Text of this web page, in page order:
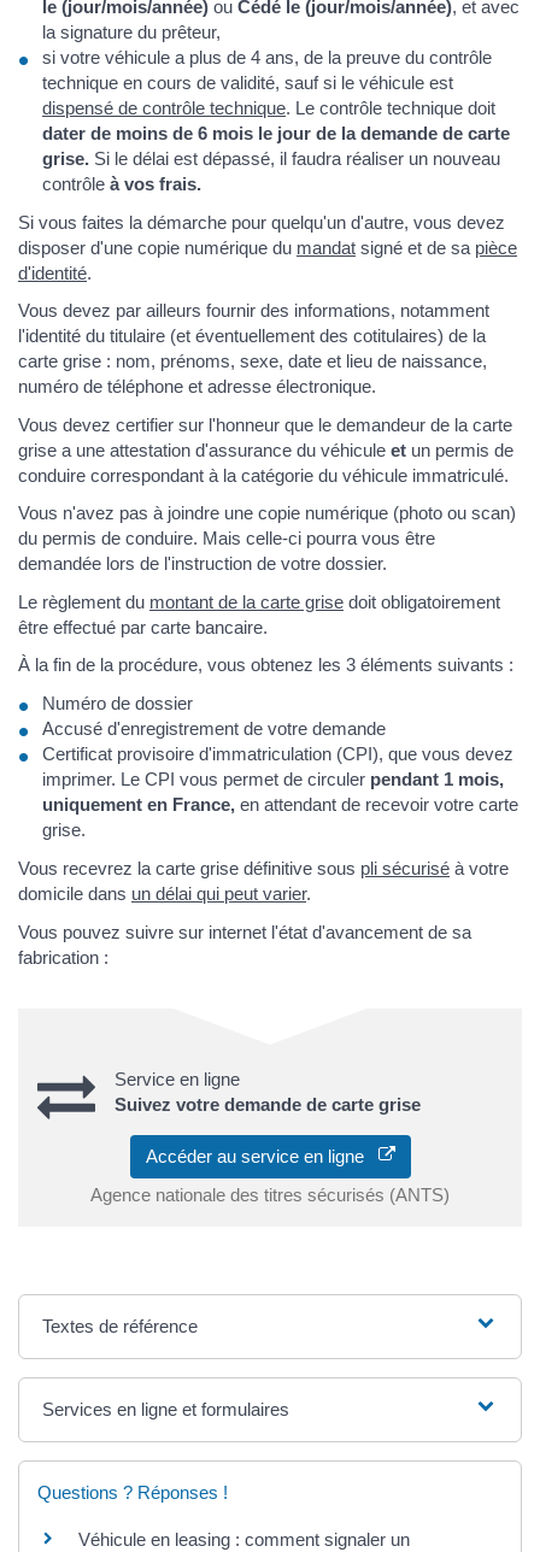
le (jour/mois/année) ou Cédé le (jour/mois/année), et avec
la signature du prêteur,
si votre véhicule a plus de 4 ans, de la preuve du contrôle
technique en cours de validité, sauf si le véhicule est
dispensé de contrôle technique. Le contrôle technique doit
dater de moins de 6 mois le jour de la demande de carte
grise. Si le délai est dépassé, il faudra réaliser un nouveau
contrôle à vos frais.
Si vous faites la démarche pour quelqu'un d'autre, vous devez
disposer d'une copie numérique du mandat signé et de sa pièce
d'identité.
Vous devez par ailleurs fournir des informations, notamment
l'identité du titulaire (et éventuellement des cotitulaires) de la
carte grise : nom, prénoms, sexe, date et lieu de naissance,
numéro de téléphone et adresse électronique.
Vous devez certifier sur l'honneur que le demandeur de la carte
grise a une attestation d'assurance du véhicule et un permis de
conduire correspondant à la catégorie du véhicule immatriculé.
Vous n'avez pas à joindre une copie numérique (photo ou scan)
du permis de conduire. Mais celle-ci pourra vous être
demandée lors de l'instruction de votre dossier.
Le règlement du montant de la carte grise doit obligatoirement
être effectué par carte bancaire.
À la fin de la procédure, vous obtenez les 3 éléments suivants :
Numéro de dossier
Accusé d'enregistrement de votre demande
Certificat provisoire d'immatriculation (CPI), que vous devez
imprimer. Le CPI vous permet de circuler pendant 1 mois,
uniquement en France, en attendant de recevoir votre carte
grise.
Vous recevrez la carte grise définitive sous pli sécurisé à votre
domicile dans un délai qui peut varier.
Vous pouvez suivre sur internet l'état d'avancement de sa
fabrication :
Service en ligne
Suivez votre demande de carte grise
Accéder au service en ligne
Agence nationale des titres sécurisés (ANTS)
Textes de référence
Services en ligne et formulaires
Questions ? Réponses !
Véhicule en leasing : comment signaler un